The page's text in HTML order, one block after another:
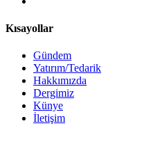
Kısayollar
Gündem
Yatırım/Tedarik
Hakkımızda
Dergimiz
Künye
İletişim